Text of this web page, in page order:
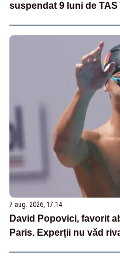
suspendat 9 luni de
7 aug. 2026, 17:14
David Popovici, favorit
Paris. Experții nu văd